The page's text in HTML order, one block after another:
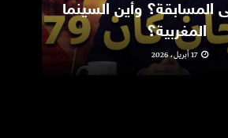
المسابقة؟ وأين السينما
المغربية؟
17 أبريل، 2026